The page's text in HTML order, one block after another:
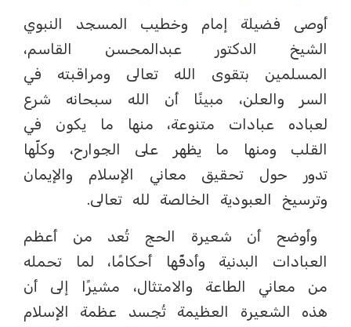
أوصى فضيلة إمام وخطيب المسجد النبوي
الشيخ الدكتور عبدالمحسن القاسم،
المسلمين بتقوى الله تعالى ومراقبته في
السر والعلن، مبينًا أن الله سبحانه شرع
لعباده عبادات متنوعة، منها ما يكون في
القلب ومنها ما يظهر على الجوارح، وكلّها
تدور حول تحقيق معاني الإسلام والإيمان
وترسيخ العبودية الخالصة لله تعالى.
وأوضح أن شعيرة الحج تُعد من أعظم
العبادات البدنية وأدقّها أحكامًا، لما تحمله
من معاني الطاعة والامتثال، مشيرًا إلى أن
هذه الشعيرة العظيمة تُجسد عظمة الإسلام